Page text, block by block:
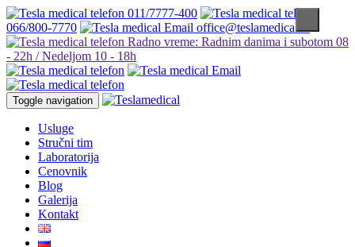
011/7777-400
066/800-7770
office@teslamedical.rs
Radno vreme: Radnim danima i subotom 08
- 22h / Nedeljom 10 - 18h
Toggle navigation
Usluge
Stručni tim
Laboratorija
Cenovnik
Blog
Galerija
Kontakt